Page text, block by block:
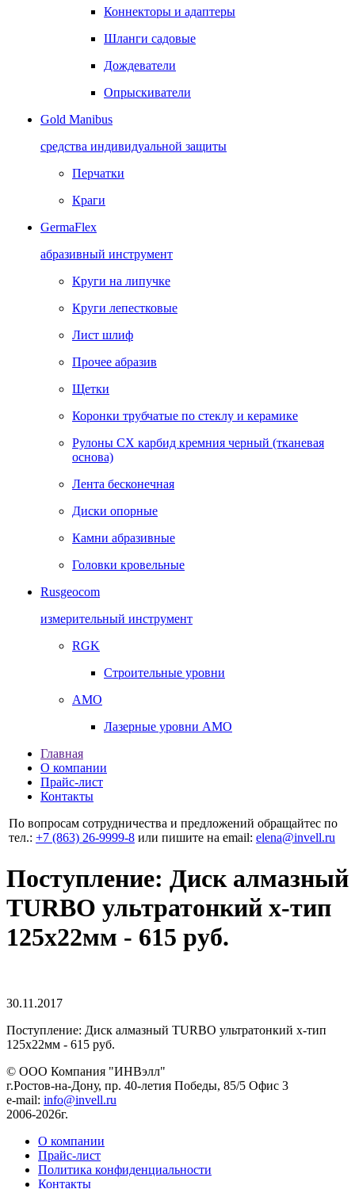
Коннекторы и адаптеры
Шланги садовые
Дождеватели
Опрыскиватели
Gold Manibus
средства индивидуальной защиты
Перчатки
Краги
GermaFlex
абразивный инструмент
Круги на липучке
Круги лепестковые
Лист шлиф
Прочее абразив
Щетки
Коронки трубчатые по стеклу и керамике
Рулоны CX карбид кремния черный (тканевая
основа)
Лента бесконечная
Диски опорные
Камни абразивные
Головки кровельные
Rusgeocom
измерительный инструмент
RGK
Строительные уровни
AMO
Лазерные уровни AMO
Главная
О компании
Прайс-лист
Контакты
По вопросам сотрудничества и предложений обращайтес по
тел.: +7 (863) 26‐9999‐8 или пишите на email: elena@invell.ru
Поступление: Диск алмазный
TURBO ультратонкий x-тип
125x22мм - 615 руб.
30.11.2017
Поступление: Диск алмазный TURBO ультратонкий x-тип
125x22мм - 615 руб.
© ООО Компания "ИНВэлл"
г.Ростов-на-Дону, пр. 40-летия Победы, 85/5 Офис 3
e-mail: info@invell.ru
2006-2026г.
О компании
Прайс-лист
Политика конфиденциальности
Контакты